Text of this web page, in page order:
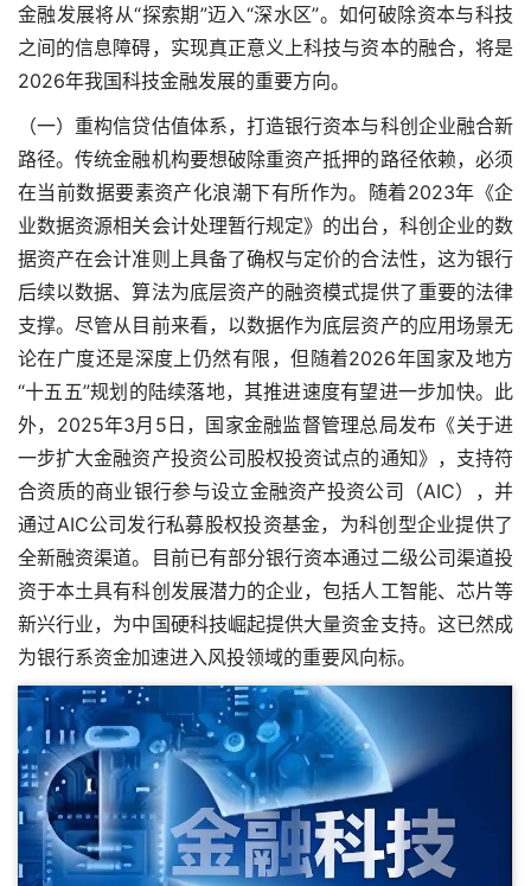
金融发展将从“探索期”迈入“深水区”。如何破除资本与科技
之间的信息障碍，实现真正意义上科技与资本的融合，将是
2026年我国科技金融发展的重要方向。
（一）重构信贷估值体系，打造银行资本与科创企业融合新
路径。传统金融机构要想破除重资产抵押的路径依赖，必须
在当前数据要素资产化浪潮下有所作为。随着2023年《企
业数据资源相关会计处理暂行规定》的出台，科创企业的数
据资产在会计准则上具备了确权与定价的合法性，这为银行
后续以数据、算法为底层资产的融资模式提供了重要的法律
支撑。尽管从目前来看，以数据作为底层资产的应用场景无
论在广度还是深度上仍然有限，但随着2026年国家及地方
“十五五”规划的陆续落地，其推进速度有望进一步加快。此
外，2025年3月5日，国家金融监督管理总局发布《关于进
一步扩大金融资产投资公司股权投资试点的通知》，支持符
合资质的商业银行参与设立金融资产投资公司（AIC），并
通过AIC公司发行私募股权投资基金，为科创型企业提供了
全新融资渠道。目前已有部分银行资本通过二级公司渠道投
资于本土具有科创发展潜力的企业，包括人工智能、芯片等
新兴行业，为中国硬科技崛起提供大量资金支持。这已然成
为银行系资金加速进入风投领域的重要风向标。